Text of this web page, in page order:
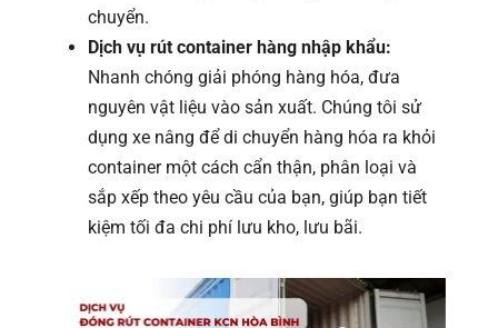
chuyển.
Dịch vụ rút container hàng nhập khẩu:
Nhanh chóng giải phóng hàng hóa, đưa
nguyên vật liệu vào sản xuất. Chúng tôi sử
dụng xe nâng để di chuyển hàng hóa ra khỏi
container một cách cẩn thận, phân loại và
sắp xếp theo yêu cầu của bạn, giúp bạn tiết
kiệm tối đa chi phí lưu kho, lưu bãi.